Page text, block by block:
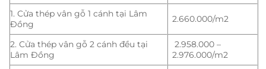
1. Cửa thép vân gỗ 1 cánh tại Lâm
Đồng
2.660.000/m2
2. Cửa thép vân gỗ 2 cánh đều tại
Lâm Đồng
2.958.000 –
2.976.000/m2